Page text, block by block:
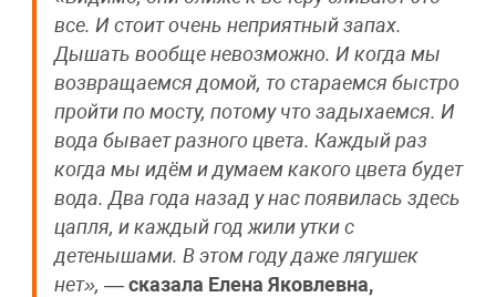
все. И стоит очень неприятный запах.
Дышать вообще невозможно. И когда мы
возвращаемся домой, то стараемся быстро
пройти по мосту, потому что задыхаемся. И
вода бывает разного цвета. Каждый раз
когда мы идём и думаем какого цвета будет
вода. Два года назад у нас появилась здесь
цапля, и каждый год жили утки с
детенышами. В этом году даже лягушек
нет», — сказала Елена Яковлевна,